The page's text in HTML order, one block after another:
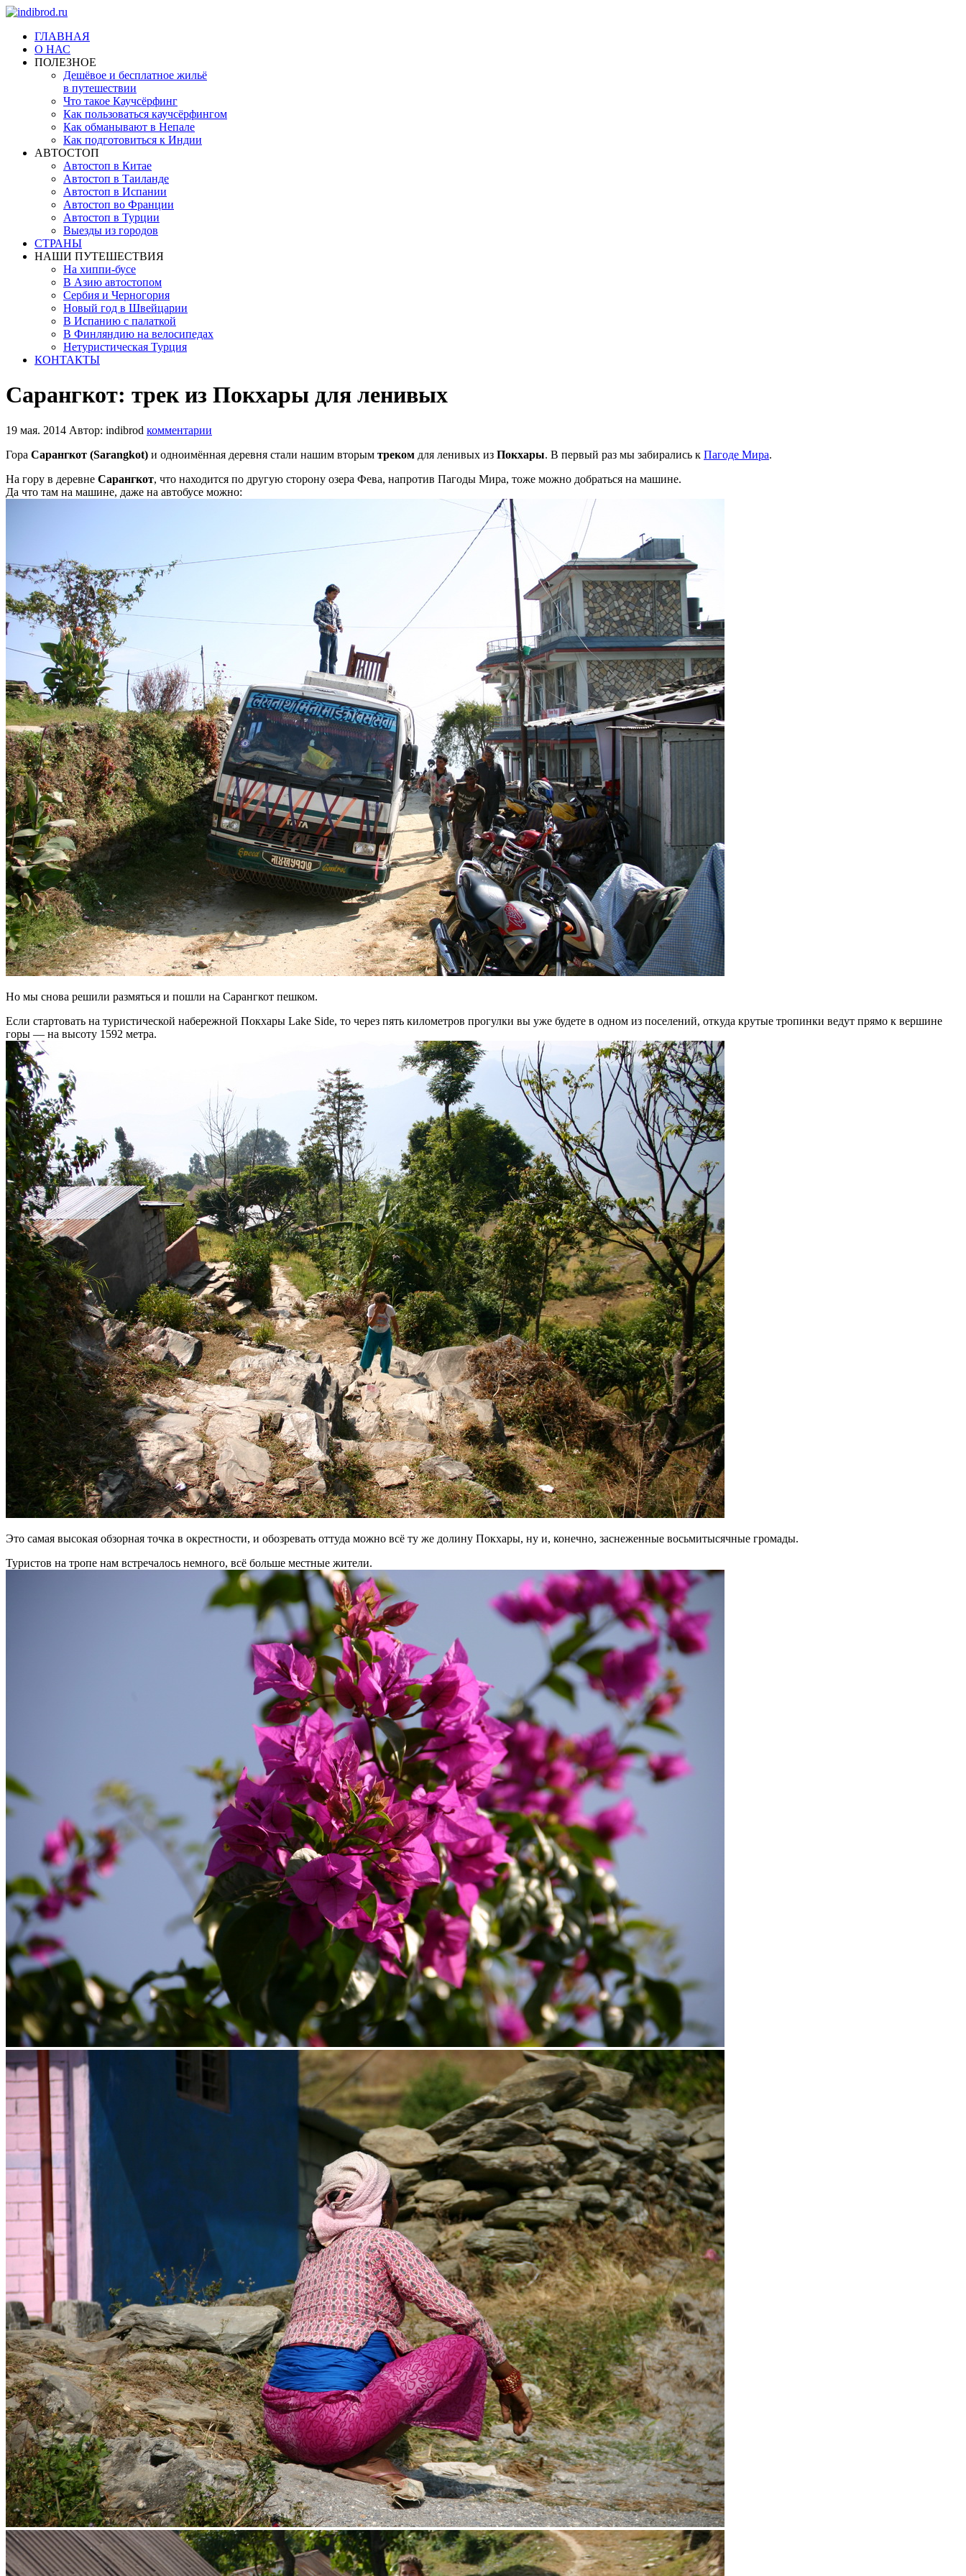
ГЛАВНАЯ
О НАС
ПОЛЕЗНОЕ
Дешёвое и бесплатное жильё
в путешествии
Что такое Каучсёрфинг
Как пользоваться каучсёрфингом
Как обманывают в Непале
Как подготовиться к Индии
АВТОСТОП
Автостоп в Китае
Автостоп в Таиланде
Автостоп в Испании
Автостоп во Франции
Автостоп в Турции
Выезды из городов
СТРАНЫ
НАШИ ПУТЕШЕСТВИЯ
На хиппи-бусе
В Азию автостопом
Сербия и Черногория
Новый год в Швейцарии
В Испанию с палаткой
В Финляндию на велосипедах
Нетуристическая Турция
КОНТАКТЫ
Сарангкот: трек из Покхары для ленивых
19 мая. 2014 Автор: indibrod комментарии
Гора Сарангкот (Sarangkot) и одноимённая деревня стали нашим вторым треком для ленивых из Покхары. В первый раз мы забирались к Пагоде Мира.
На гору в деревне Сарангкот, что находится по другую сторону озера Фева, напротив Пагоды Мира, тоже можно добраться на машине.
Да что там на машине, даже на автобусе можно:
Но мы снова решили размяться и пошли на Сарангкот пешком.
Если стартовать на туристической набережной Покхары Lake Side, то через пять километров прогулки вы уже будете в одном из поселений, откуда крутые тропинки ведут прямо к вершине
горы — на высоту 1592 метра.
Это самая высокая обзорная точка в окрестности, и обозревать оттуда можно всё ту же долину Покхары, ну и, конечно, заснеженные восьмитысячные громады.
Туристов на тропе нам встречалось немного, всё больше местные жители.